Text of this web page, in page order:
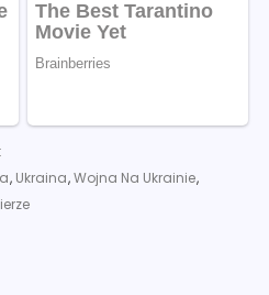
, Ukraina,Wojna Na Ukrainie,